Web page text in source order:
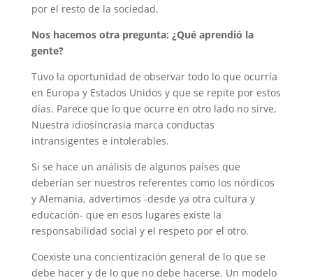
por el resto de la sociedad.
Nos hacemos otra pregunta: ¿Qué aprendió la
gente?
Tuvo la oportunidad de observar todo lo que ocurría
en Europa y Estados Unidos y que se repite por estos
días. Parece que lo que ocurre en otro lado no sirve,
Nuestra idiosincrasia marca conductas
intransigentes e intolerables.
Si se hace un análisis de algunos países que
deberían ser nuestros referentes como los nórdicos
y Alemania, advertimos -desde ya otra cultura y
educación- que en esos lugares existe la
responsabilidad social y el respeto por el otro.
Coexiste una concientización general de lo que se
debe hacer y de lo que no debe hacerse. Un modelo